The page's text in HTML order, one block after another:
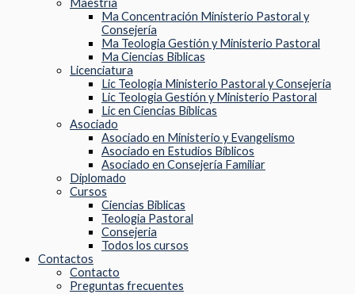
Maestria
Ma Concentración Ministerio Pastoral y
Consejería
Ma Teologia Gestión y Ministerio Pastoral
Ma Ciencias Biblicas
Licenciatura
Lic Teologia Ministerio Pastoral y Consejeria
Lic Teologia Gestión y Ministerio Pastoral
Lic en Ciencias Bíblicas
Asociado
Asociado en Ministerio y Evangelismo
Asociado en Estudios Bíblicos
Asociado en Consejería Familiar
Diplomado
Cursos
Ciencias Biblicas
Teologia Pastoral
Consejeria
Todos los cursos
Contactos
Contacto
Preguntas frecuentes